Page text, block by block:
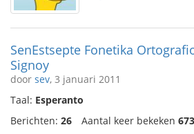
SenEstsepte Fonetika
Signoy
door sev, 3 januari 2011
Taal: Esperanto
Berichten: 26 Aantal keer bekeken